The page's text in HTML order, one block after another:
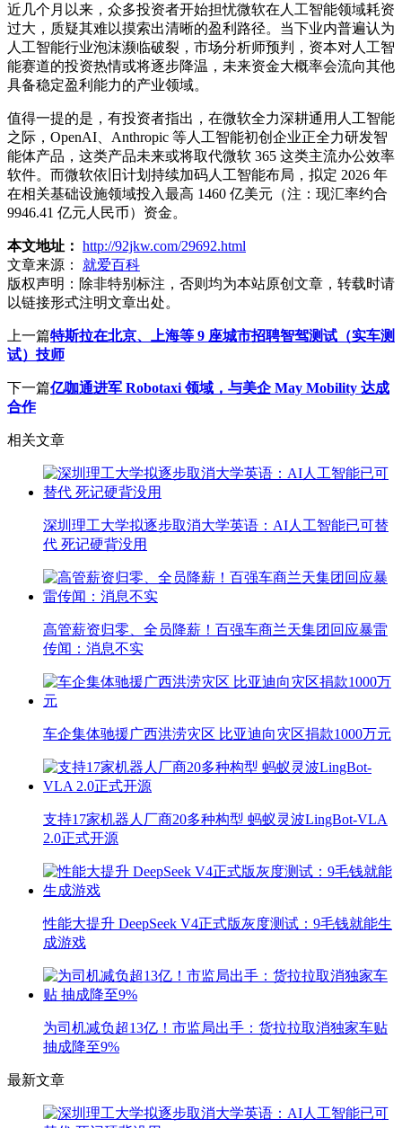
近几个月以来，众多投资者开始担忧微软在人工智能领域耗资
过大，质疑其难以摸索出清晰的盈利路径。当下业内普遍认为
人工智能行业泡沫濒临破裂，市场分析师预判，资本对人工智
能赛道的投资热情或将逐步降温，未来资金大概率会流向其他
具备稳定盈利能力的产业领域。
值得一提的是，有投资者指出，在微软全力深耕通用人工智能
之际，OpenAI、Anthropic 等人工智能初创企业正全力研发智
能体产品，这类产品未来或将取代微软 365 这类主流办公效率
软件。而微软依旧计划持续加码人工智能布局，拟定 2026 年
在相关基础设施领域投入最高 1460 亿美元（注：现汇率约合
9946.41 亿元人民币）资金。
本文地址： http://92jkw.com/29692.html
文章来源：
就爱百科
版权声明： 除非特别标注，否则均为本站原创文章，转载时请
以链接形式注明文章出处。
上一篇特斯拉在北京、上海等 9 座城市招聘智驾测试（实车测
试）技师
下一篇亿咖通进军 Robotaxi 领域，与美企 May Mobility 达成
合作
相关文章
深圳理工大学拟逐步取消大学英语：AI人工智能已可替
代 死记硬背没用
高管薪资归零、全员降薪！百强车商兰天集团回应暴雷
传闻：消息不实
车企集体驰援广西洪涝灾区 比亚迪向灾区捐款1000万元
支持17家机器人厂商20多种构型 蚂蚁灵波LingBot-VLA
2.0正式开源
性能大提升 DeepSeek V4正式版灰度测试：9毛钱就能生
成游戏
为司机减负超13亿！市监局出手：货拉拉取消独家车贴
抽成降至9%
最新文章